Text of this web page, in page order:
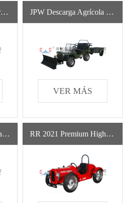
JPH Vehículo Todo Terreno Con Tracción En Las Cuatro Ruedas Tractor Para Uso General Vehículos Todoterreno Para Paseos Recreativos JPW Descarga Agrícola Diesel Vehículo Todo Terreno Pequeño Vehículo De Cuatro Ruedas Para Adultos
VER MÁS
Vehículo Todoterreno Para Uso General Atv Del Vehículo Con Tracción En Las Cuatro Ruedas Caliente De JPL Para Adultos RR 2021 Premium High-End All Terrain Vehicle Volante Ecológico Autos Deportivos Gas